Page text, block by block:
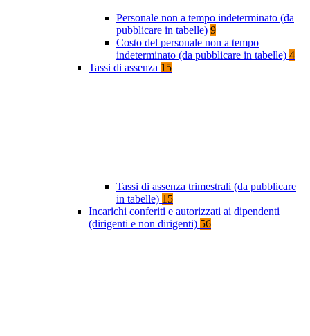
Personale non a tempo indeterminato (da
pubblicare in tabelle) 9
Costo del personale non a tempo
indeterminato (da pubblicare in tabelle) 4
Tassi di assenza 15
Tassi di assenza trimestrali (da pubblicare
in tabelle) 15
Incarichi conferiti e autorizzati ai dipendenti
(dirigenti e non dirigenti) 56